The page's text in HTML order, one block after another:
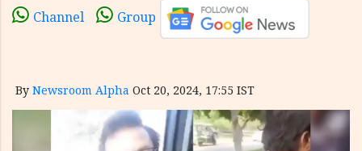
Channel Group
By Newsroom Alpha Oct 20, 2024, 17:55 IST